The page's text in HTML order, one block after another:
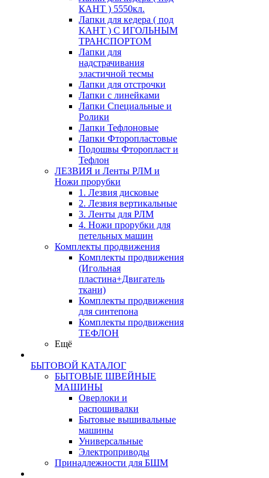
КАНТ ) 5550кл.
Лапки для кедера ( под
КАНТ ) С ИГОЛЬНЫМ
ТРАНСПОРТОМ
Лапки для
надстрачивания
эластичной тесмы
Лапки для отстрочки
Лапки с линейками
Лапки Специальные и
Ролики
Лапки Тефлоновые
Лапки Фторопластовые
Подошвы Фторопласт и
Тефлон
ЛЕЗВИЯ и Ленты РЛМ и
Ножи прорубки
1. Лезвия дисковые
2. Лезвия вертикальные
3. Ленты для РЛМ
4. Ножи прорубки для
петельных машин
Комплекты продвижения
Комплекты продвижения
(Игольная
пластина+Двигатель
ткани)
Комплекты продвижения
для синтепона
Комплекты продвижения
ТЕФЛОН
Ещё
БЫТОВОЙ КАТАЛОГ
БЫТОВЫЕ ШВЕЙНЫЕ
МАШИНЫ
Оверлоки и
распошивалки
Бытовые вышивальные
машины
Универсальные
Электроприводы
Принадлежности для БШМ